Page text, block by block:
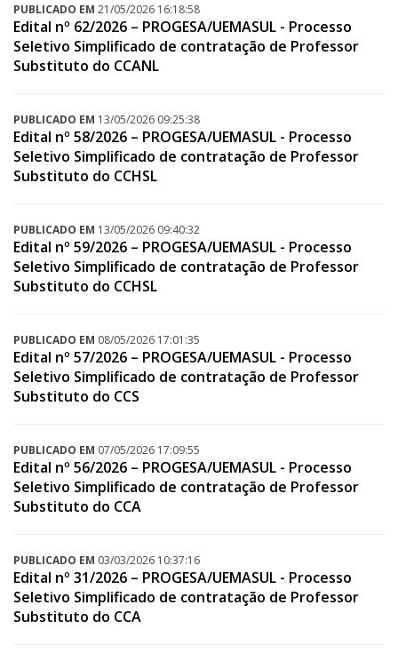
PUBLICADO EM 21/05/2026 16:18:58
Edital nº 62/2026 – PROGESA/UEMASUL - Processo
Seletivo Simplificado de contratação de Professor
Substituto do CCANL
PUBLICADO EM 13/05/2026 09:25:38
Edital nº 58/2026 – PROGESA/UEMASUL - Processo
Seletivo Simplificado de contratação de Professor
Substituto do CCHSL
PUBLICADO EM 13/05/2026 09:40:32
Edital nº 59/2026 – PROGESA/UEMASUL - Processo
Seletivo Simplificado de contratação de Professor
Substituto do CCHSL
PUBLICADO EM 08/05/2026 17:01:35
Edital nº 57/2026 – PROGESA/UEMASUL - Processo
Seletivo Simplificado de contratação de Professor
Substituto do CCS
PUBLICADO EM 07/05/2026 17:09:55
Edital nº 56/2026 – PROGESA/UEMASUL - Processo
Seletivo Simplificado de contratação de Professor
Substituto do CCA
PUBLICADO EM 03/03/2026 10:37:16
Edital nº 31/2026 – PROGESA/UEMASUL - Processo
Seletivo Simplificado de contratação de Professor
Substituto do CCA